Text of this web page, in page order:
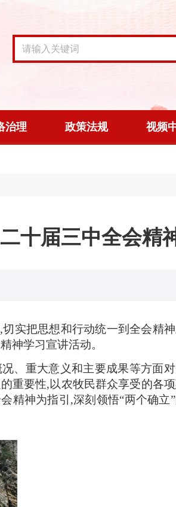
治理 政策法规 视频
十届三中全会精
实把思想和行动统一到全会精
神学习宣讲活动。
、重大意义和主要成果等方面
重要性,以农牧民群众享受的各
精神为指引,深刻领悟“两个确立